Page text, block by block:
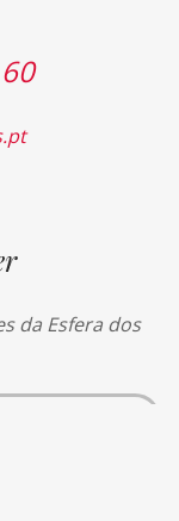
da Esfera dos